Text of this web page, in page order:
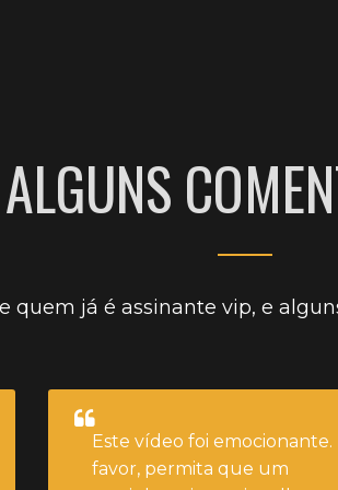
ALGUNS
quem já é assinante vip, e
Este vídeo foi emocionante.
favor, permita que um